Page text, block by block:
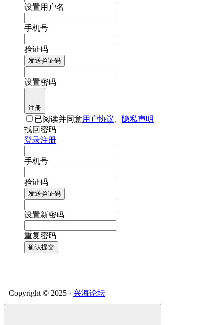
设置用户名
手机号
验证码
发送验证码
设置密码
注册
已阅读并同意用户协议
隐私声明
找回密码
登录注册
手机号
验证码
发送验证码
设置新密码
重复密码
确认提交
Copyright © 2025 · 兴海论坛